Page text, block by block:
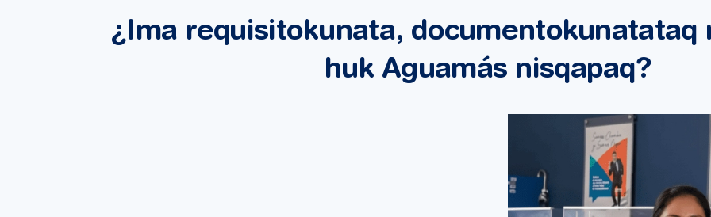
¿Ima requisitokunata, documentokunatataq
huk Aguamás nisqapaq?